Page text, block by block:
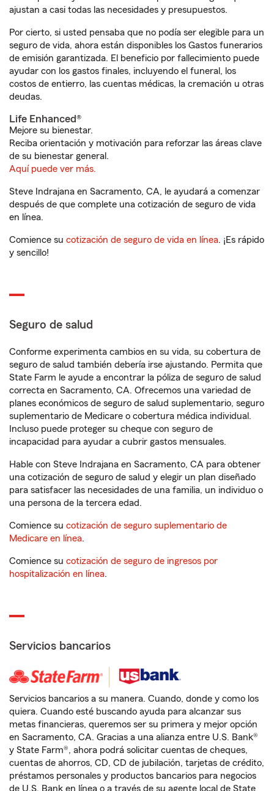
ajustan a casi todas las necesidades y presupuestos.
Por cierto, si usted pensaba que no podía ser elegible para un
seguro de vida, ahora están disponibles los Gastos funerarios
de emisión garantizada. El beneficio por fallecimiento puede
ayudar con los gastos finales, incluyendo el funeral, los
costos de entierro, las cuentas médicas, la cremación u otras
deudas.
Life Enhanced®
Mejore su bienestar.
Reciba orientación y motivación para reforzar las áreas clave
de su bienestar general.
Aquí puede ver más.
Steve Indrajana en Sacramento, CA, le ayudará a comenzar
después de que complete una cotización de seguro de vida
en línea.
Comience su cotización de seguro de vida en línea. ¡Es rápido
y sencillo!
Seguro de salud
Conforme experimenta cambios en su vida, su cobertura de
seguro de salud también debería irse ajustando. Permita que
State Farm le ayude a encontrar la póliza de seguro de salud
correcta en Sacramento, CA. Ofrecemos una variedad de
planes económicos de seguro de salud suplementario, seguro
suplementario de Medicare o cobertura médica individual.
Incluso puede proteger su cheque con seguro de
incapacidad para ayudar a cubrir gastos mensuales.
Hable con Steve Indrajana en Sacramento, CA para obtener
una cotización de seguro de salud y elegir un plan diseñado
para satisfacer las necesidades de una familia, un individuo o
una persona de la tercera edad.
Comience su cotización de seguro suplementario de
Medicare en línea.
Comience su cotización de seguro de ingresos por
hospitalización en línea.
Servicios bancarios
Servicios bancarios a su manera. Cuando, donde y como los
quiera. Cuando esté buscando ayuda para alcanzar sus
metas financieras, queremos ser su primera y mejor opción
en Sacramento, CA. Gracias a una alianza entre U.S. Bank®
y State Farm®, ahora podrá solicitar cuentas de cheques,
cuentas de ahorros, CD, CD de jubilación, tarjetas de crédito,
préstamos personales y productos bancarios para negocios
de U.S. Bank en línea o a través de su agente local de State